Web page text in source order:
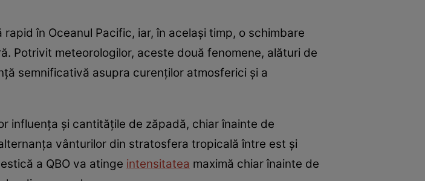
rapid în Oceanul Pacific, iar, în același timp, o schimbare
Potrivit meteorologilor, aceste două fenomene, alături de
semnificativă asupra curenților atmosferici și a
influența și cantitățile de zăpadă, chiar înainte de
vânturilor din stratosfera tropicală între est și
a QBO va atinge intensitatea maximă chiar înainte de